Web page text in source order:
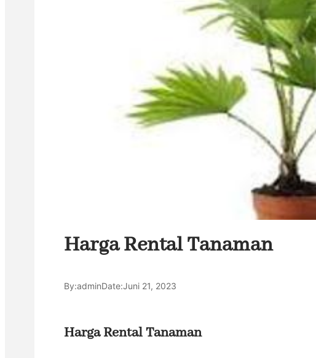
Harga Rental Tanaman
By:adminDate:Juni 21, 2023
Harga Rental Tanaman